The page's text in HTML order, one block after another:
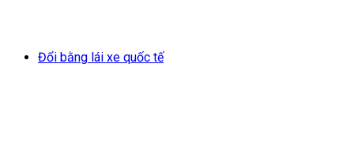
Đổi bằng lái xe quốc tế